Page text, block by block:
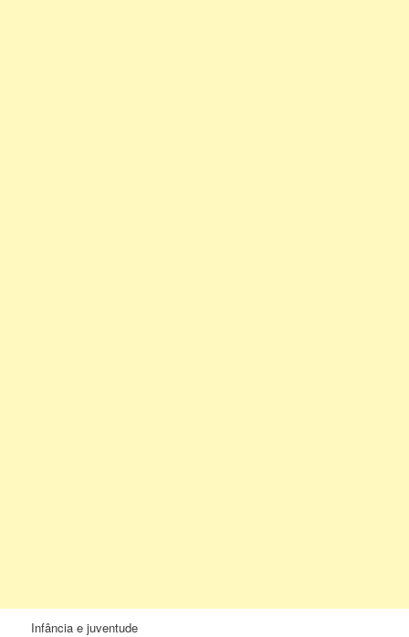
Infância e juventude